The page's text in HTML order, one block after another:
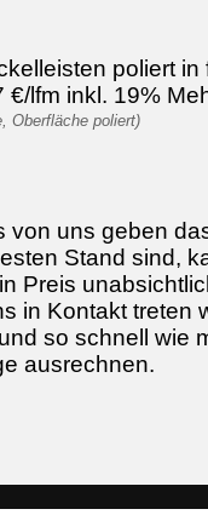
poliert in
€/lfm inkl. 19%
Oberfläche poliert)
von uns geben
Stand sind,
Preis
in Kontakt treten
so schnell wie
ausrechnen.